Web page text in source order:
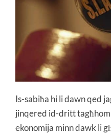
Is-sabiħa hi li dawn qed
jinqered id-dritt tagħhom
ekonomija minn dawk li